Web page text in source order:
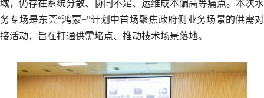
域，仍存在系统分散、协同不足、运维成本偏高等痛点。本次水
务专场是东莞“鸿蒙+”计划中首场聚焦政府侧业务场景的供需对
接活动，旨在打通供需堵点、推动技术场景落地。